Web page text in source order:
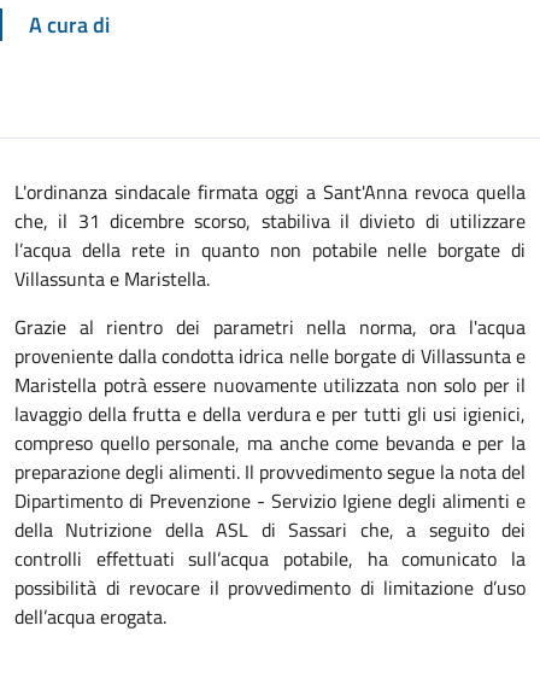
A cura di
L'ordinanza sindacale firmata oggi a Sant'Anna revoca quella
che, il 31 dicembre scorso, stabiliva il divieto di utilizzare
l’acqua della rete in quanto non potabile nelle borgate di
Villassunta e Maristella.
Grazie al rientro dei parametri nella norma, ora l'acqua
proveniente dalla condotta idrica nelle borgate di Villassunta e
Maristella potrà essere nuovamente utilizzata non solo per il
lavaggio della frutta e della verdura e per tutti gli usi igienici,
compreso quello personale, ma anche come bevanda e per la
preparazione degli alimenti. Il provvedimento segue la nota del
Dipartimento di Prevenzione - Servizio Igiene degli alimenti e
della Nutrizione della ASL di Sassari che, a seguito dei
controlli effettuati sull’acqua potabile, ha comunicato la
possibilità di revocare il provvedimento di limitazione d’uso
dell’acqua erogata.